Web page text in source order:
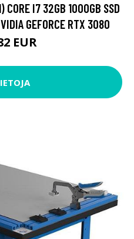
CORE I7 32GB 1000GB SSD
GEFORCE RTX 3080
EUR